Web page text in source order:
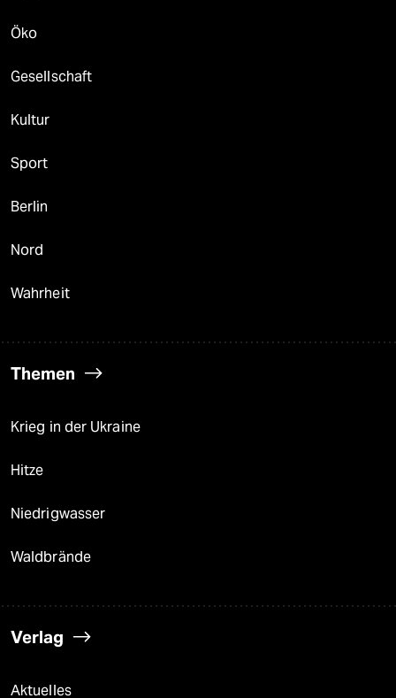
Öko
Gesellschaft
Kultur
Sport
Berlin
Nord
Wahrheit
Themen
Krieg in der Ukraine
Hitze
Niedrigwasser
Waldbrände
Verlag
Aktuelles